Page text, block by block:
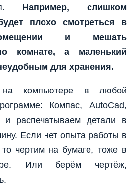
Например, слишком
плохо смотреться в
и мешать
комнате, а маленький
для хранения.
компьютере в любой
Компас, AutoCad,
распечатываем детали в
Если нет опыта работы в
то чертим на бумаге, тоже в
Или берём чертёж,